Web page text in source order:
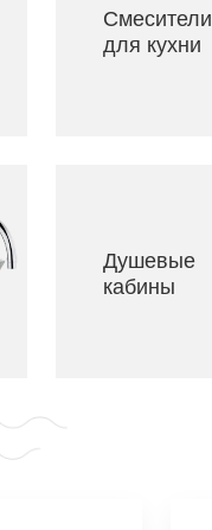
Смесители
для кухни
Душевые
кабины